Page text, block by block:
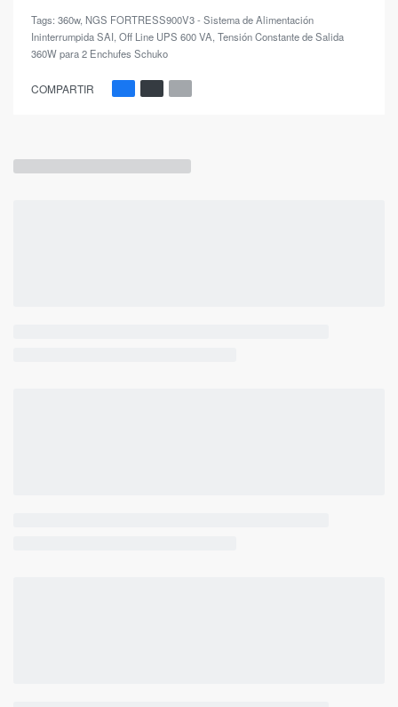
Tags: 360w, NGS FORTRESS900V3 - Sistema de Alimentación
Ininterrumpida SAI, Off Line UPS 600 VA, Tensión Constante de Salida
360W para 2 Enchufes Schuko
COMPARTIR